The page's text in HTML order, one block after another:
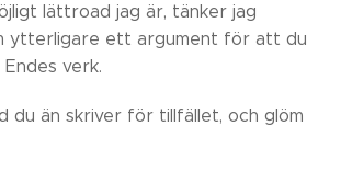
lättroad jag är, tänker jag
ytterligare ett argument för att du
Endes verk.
du än skriver för tillfället, och glöm